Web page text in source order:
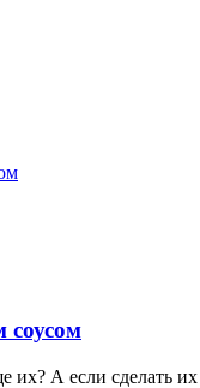
соусом
А если сделать